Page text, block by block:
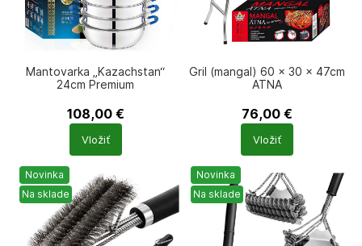
Mantovarka „Kazachstan“
24cm Premium
108,00 €
Počet
produktů
Vložiť
Gril (mangal) 60 × 30 × 47cm
ATNA
76,00 €
Počet
produktů
Vložiť
Novinka
Na sklade
Novinka
Na sklade